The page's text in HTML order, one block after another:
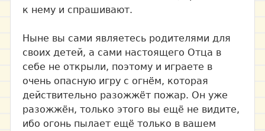
к нему и спрашивают.
Ныне вы сами являетесь родителями для
своих детей, а сами настоящего Отца в
себе не открыли, поэтому и играете в
очень опасную игру с огнём, которая
действительно разожжёт пожар. Он уже
разожжён, только этого вы ещё не видите,
ибо огонь пылает ещё только в вашем